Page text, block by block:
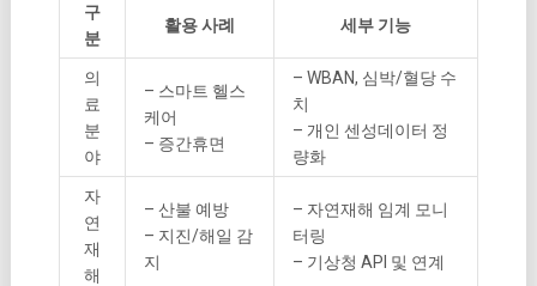
구
분
활용 사례 세부 기능
의
료
분
야
– 스마트 헬스
케어
– 증간휴면
– WBAN, 심박/혈당 수
치
– 개인 센성데이터 정
량화
자
연
재
해
– 산불 예방
– 지진/해일 감
지
– 자연재해 임계 모니
터링
– 기상청 API 및 연계